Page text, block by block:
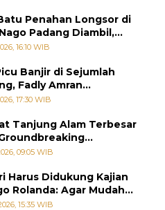
Penahan Longsor di
Padang Diambil,
Bencana Terulang
16:10 WIB
Banjir di Sejumlah
Fadly Amran
Siaga
17:30 WIB
Tanjung Alam Terbesar
09:05 WIB
Harus Didukung Kajian
Rolanda: Agar Mudah
di Kementerian
15:35 WIB